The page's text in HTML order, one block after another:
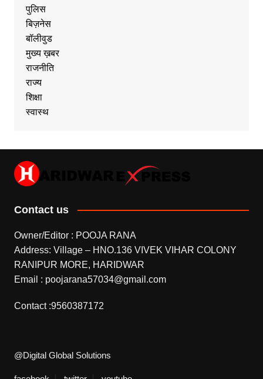
पुलिस
बिज़नेस
बॉलीवुड
मुख्य ख़बर
राजनीति
राज्य
शिक्षा
स्वास्थ
Contact us
Owner/Editor : POOJA RANA
Address: Village – HNO.136 VIVEK VIHAR COLONY
RANIPUR MORE, HARIDWAR
Email : poojarana57034@gmail.com
Contact :9560387172
@Digital Global Solutions